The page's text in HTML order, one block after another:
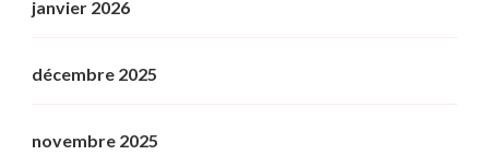
janvier 2026
décembre 2025
novembre 2025